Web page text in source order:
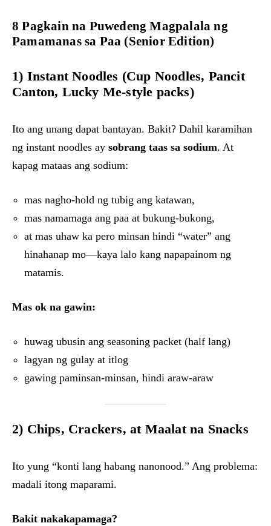
8 Pagkain na Puwedeng Magpalala ng
Pamamanas sa Paa (Senior Edition)
1) Instant Noodles (Cup Noodles, Pancit
Canton, Lucky Me-style packs)
Ito ang unang dapat bantayan. Bakit? Dahil karamihan
ng instant noodles ay sobrang taas sa sodium. At
kapag mataas ang sodium:
mas nagho-hold ng tubig ang katawan,
mas namamaga ang paa at bukung-bukong,
at mas uhaw ka pero minsan hindi “water” ang
hinahanap mo—kaya lalo kang napapainom ng
matamis.
Mas ok na gawin:
huwag ubusin ang seasoning packet (half lang)
lagyan ng gulay at itlog
gawing paminsan-minsan, hindi araw-araw
2) Chips, Crackers, at Maalat na Snacks
Ito yung “konti lang habang nanonood.” Ang problema:
madali itong maparami.
Bakit nakakapamaga?